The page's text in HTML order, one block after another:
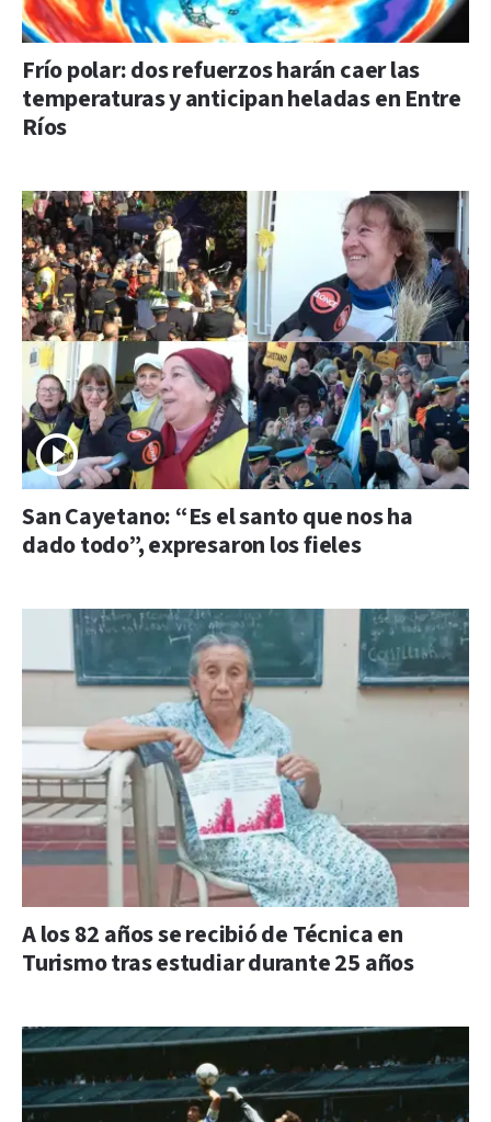
Frío polar: dos refuerzos harán caer las
temperaturas y anticipan heladas en Entre
Ríos
San Cayetano: “Es el santo que nos ha
dado todo”, expresaron los fieles
A los 82 años se recibió de Técnica en
Turismo tras estudiar durante 25 años